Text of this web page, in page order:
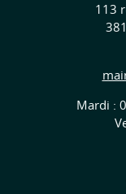
113
Mardi :